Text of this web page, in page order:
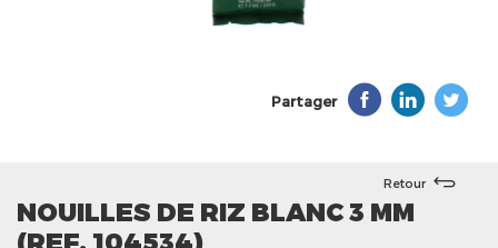
Partager
Retour
NOUILLES DE RIZ BLANC 3 MM
(REF. 104534)